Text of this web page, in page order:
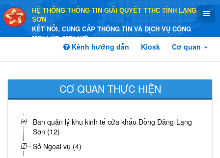
HỆ THỐNG THÔNG TIN GIẢI QUYẾT TTHC TỈNH LẠNG
SƠN
KẾT NỐI, CUNG CẤP THÔNG TIN VÀ DỊCH VỤ CÔNG
MỌI LÚC, MỌI NƠI
Kênh hướng dẫn Kiosk Cơ quan
CƠ QUAN THỰC HIỆN
Ban quản lý khu kinh tế cửa khẩu Đồng Đăng-Lạng
Sơn (12)
Sở Ngoại vụ (4)